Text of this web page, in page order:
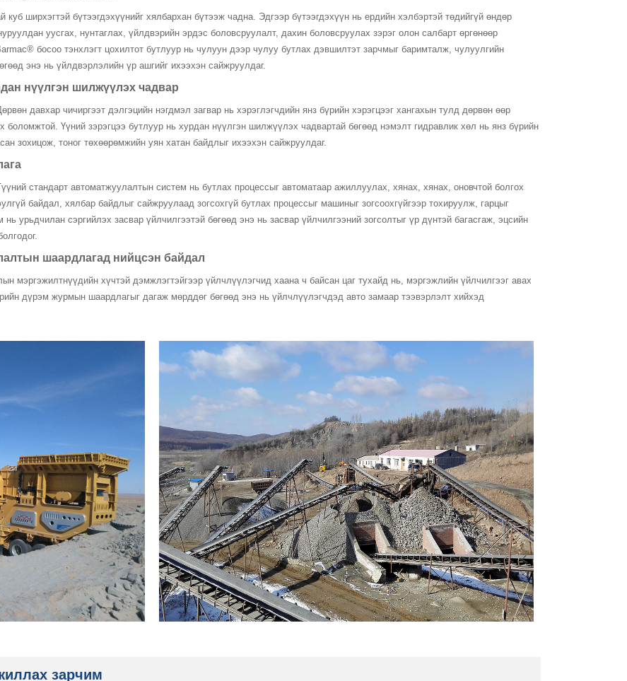
ширхэгтэй бүтээгдэхүүнийг хялбархан бүтээж чадна. Эдгээр бүтээгдэхүүн нь ердийн хэлбэртэй төдийгүй өндөр
уусгах, нунтаглах, үйлдвэрийн эрдэс боловсруулалт, дахин боловсруулах зэрэг олон салбарт өргөнөөр
босоо тэнхлэгт цохилтот бутлуур нь чулуун дээр чулуу бутлах дэвшилтэт зарчмыг баримталж, чулуулгийн
энэ нь үйлдвэрлэлийн үр ашгийг ихээхэн сайжруулдаг.
нүүлгэн шилжүүлэх чадвар
давхар чичиргээт дэлгэцийн нэгдмэл загвар нь хэрэглэгчдийн янз бүрийн хэрэгцээг хангахын тулд дөрвөн өөр
боломжтой. Үүний зэрэгцээ бутлуур нь хурдан нүүлгэн шилжүүлэх чадвартай бөгөөд нэмэлт гидравлик хөл нь янз бүрийн
зохицож, тоног төхөөрөмжийн уян хатан байдлыг ихээхэн сайжруулдаг.
стандарт автоматжуулалтын систем нь бутлах процессыг автоматаар ажиллуулах, хянах, хянах, оновчтой болгох
байдал, хялбар байдлыг сайжруулаад зогсохгүй бутлах процессыг машиныг зогсоохгүйгээр тохируулж, гарцыг
урьдчилан сэргийлэх засвар үйлчилгээтэй бөгөөд энэ нь засвар үйлчилгээний зогсолтыг үр дүнтэй багасгаж, эцсийн
шаардлагад нийцсэн байдал‌
мэргэжилтнүүдийн хүчтэй дэмжлэгтэйгээр үйлчлүүлэгчид хаана ч байсан цаг тухайд нь, мэргэжлийн үйлчилгээг авах
дүрэм журмын шаардлагыг дагаж мөрддөг бөгөөд энэ нь үйлчлүүлэгчдэд авто замаар тээвэрлэлт хийхэд
зарчим